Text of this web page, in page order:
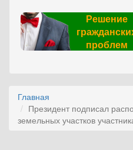
Решение
проблем
Главная
Президент подписал
земельных участков